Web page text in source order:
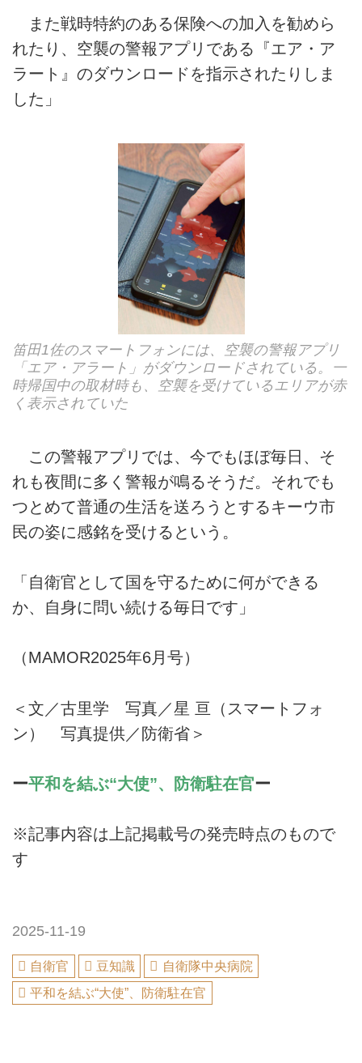
また戦時特約のある保険への加入を勧めら
れたり、空襲の警報アプリである『エア・ア
ラート』のダウンロードを指示されたりしま
した」
笛田1佐のスマートフォンには、空襲の警報アプリ
「エア・アラート」がダウンロードされている。一
時帰国中の取材時も、空襲を受けているエリアが赤
く表示されていた
この警報アプリでは、今でもほぼ毎日、そ
れも夜間に多く警報が鳴るそうだ。それでも
つとめて普通の生活を送ろうとするキーウ市
民の姿に感銘を受けるという。
「自衛官として国を守るために何ができる
か、自身に問い続ける毎日です」
（MAMOR2025年6月号）
＜文／古里学 写真／星 亘（スマートフォ
ン） 写真提供／防衛省＞
ー平和を結ぶ“大使”、防衛駐在官ー
※記事内容は上記掲載号の発売時点のもので
す
2025-11-19
自衛官 豆知識
自衛隊中央病院
平和を結ぶ“大使”、防衛駐在官